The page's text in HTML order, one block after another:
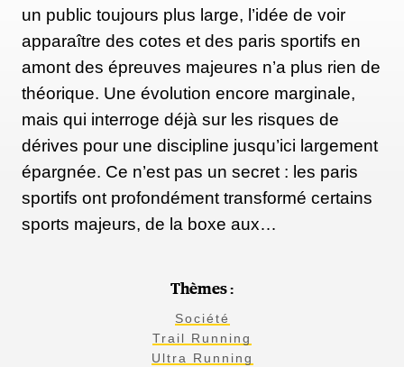
un public toujours plus large, l’idée de voir
apparaître des cotes et des paris sportifs en
amont des épreuves majeures n’a plus rien de
théorique. Une évolution encore marginale,
mais qui interroge déjà sur les risques de
dérives pour une discipline jusqu’ici largement
épargnée. Ce n’est pas un secret : les paris
sportifs ont profondément transformé certains
sports majeurs, de la boxe aux…
Thèmes :
Société
Trail Running
Ultra Running